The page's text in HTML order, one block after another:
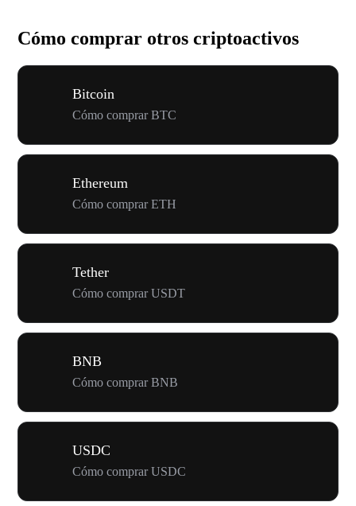
Cómo comprar otros criptoactivos
Bitcoin
Cómo comprar BTC
Ethereum
Cómo comprar ETH
Tether
Cómo comprar USDT
BNB
Cómo comprar BNB
USDC
Cómo comprar USDC